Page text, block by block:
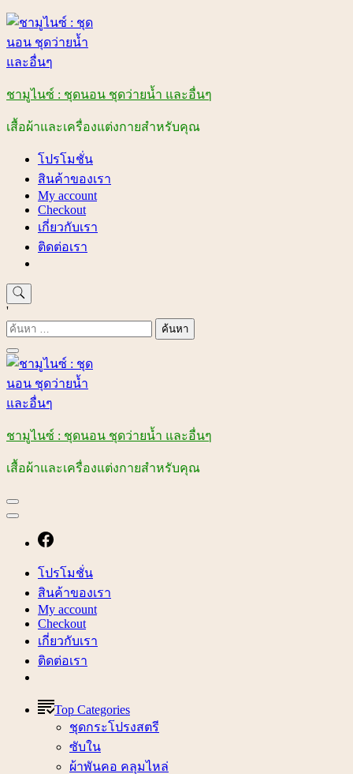
Skip
content
ชามูไนซ์ : ชุดนอน ชุดว่ายน้ำ และอื่นๆ
เสื้อผ้าและเครื่องแต่งกายสำหรับคุณ
โปรโมชั่น
สินค้าของเรา
My account
Checkout
เกี่ยวกับเรา
ติดต่อเรา
'
ค้นหา
สำหรับ:
ชามูไนซ์ : ชุดนอน ชุดว่ายน้ำ และอื่นๆ
เสื้อผ้าและเครื่องแต่งกายสำหรับคุณ
โปรโมชั่น
สินค้าของเรา
My account
Checkout
เกี่ยวกับเรา
ติดต่อเรา
Top Categories
ชุดกระโปรงสตรี
ซับใน
ผ้าพันคอ คลุมไหล่